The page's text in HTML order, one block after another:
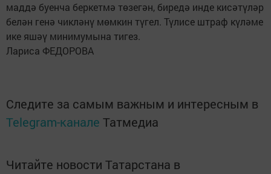
маддә буенча беркетмә төзегән, биредә инде кисәтүләр
белән генә чикләнү мөмкин түгел. Түлисе штраф күләме
ике яшәү минимумына тигез.
Лариса ФЕДОРОВА
Следите за самым важным и интересным в
Telegram-канале Татмедиа
Читайте новости Татарстана в